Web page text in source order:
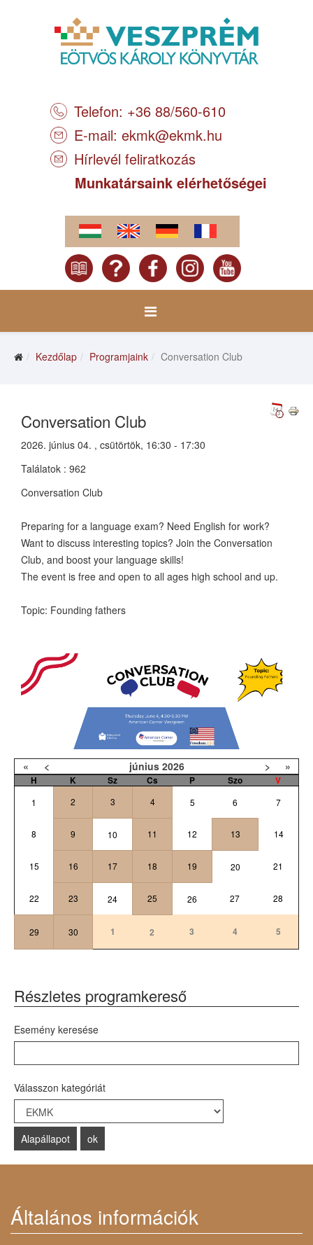
Telefon: +36 88/560-610
E-mail: ekmk@ekmk.hu
Hírlevél feliratkozás
Munkatársaink elérhetőségei
Kezdőlap Programjaink Conversation Club
Conversation Club
2026. június 04. , csütörtök, 16:30 - 17:30
Találatok : 962
Conversation Club
Preparing for a language exam? Need English for work?
Want to discuss interesting topics? Join the Conversation
Club, and boost your language skills!
The event is free and open to all ages high school and up.
Topic: Founding fathers
« < június 2026 > »
H K Sz Cs P Szo V
1 2 3 4 5 6 7
8 9 10 11 12 13 14
15 16 17 18 19 20 21
22 23 24 25 26 27 28
29 30 1 2 3 4 5
Részletes programkereső
Esemény keresése
Válasszon kategóriát
Select a Category to filter list
Általános információk